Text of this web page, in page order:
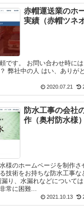
赤帽運送業のホ
実績（赤帽ツネ
です。 お問い合わせ時に
弊社中の人 はい、ありが
2020.07.21
防水工事の会社
作（奥村防水様
様のホームページを制作さ
技術をお持ちな防水工事な
り、水漏れなどについて
常に困難...
2021.10.13